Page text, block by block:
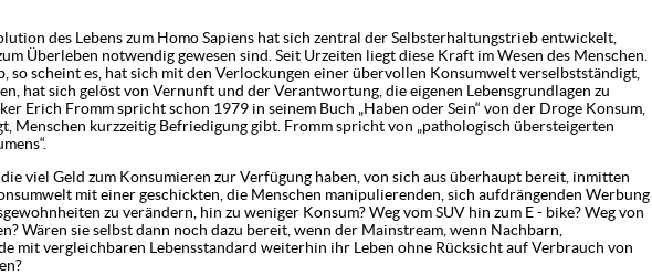
zum Homo Sapiens hat sich zentral der Selbsterhaltungstrieb entwickelt,
Überleben notwendig gewesen sind. Seit Urzeiten liegt diese Kraft im Wesen des Menschen.
so scheint es, hat sich mit den Verlockungen einer übervollen Konsumwelt verselbstständigt,
hat sich gelöst von Vernunft und der Verantwortung, die eigenen Lebensgrundlagen zu
Erich Fromm spricht schon 1979 in seinem Buch „Haben oder Sein“ von der Droge Konsum,
Menschen kurzzeitig Befriedigung gibt. Fromm spricht von „pathologisch übersteigerten
Geld zum Konsumieren zur Verfügung haben, von sich aus überhaupt bereit, inmitten
mit einer geschickten, die Menschen manipulierenden, sich aufdrängenden Werbung
zu verändern, hin zu weniger Konsum? Weg vom SUV hin zum E - bike? Weg von
Wären sie selbst dann noch dazu bereit, wenn der Mainstream, wenn Nachbarn,
mit vergleichbaren Lebensstandard weiterhin ihr Leben ohne Rücksicht auf Verbrauch von